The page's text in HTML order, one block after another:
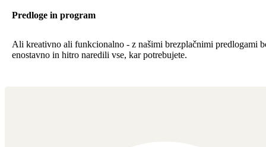
Predloge in program
Ali kreativno ali funkcionalno - z našimi brezplačnimi predlogami
enostavno in hitro naredili vse, kar potrebujete.